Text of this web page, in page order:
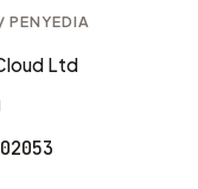
PENYEDIA
Ltd